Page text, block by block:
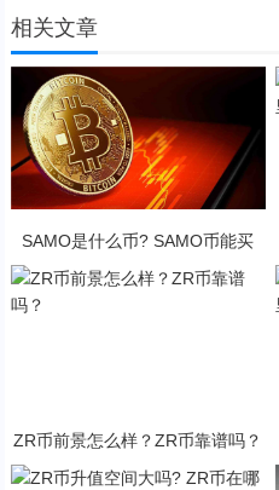
相关文章
SAMO是什么币? SAMO币能买
ZR币前景怎么样？ZR币靠谱吗？